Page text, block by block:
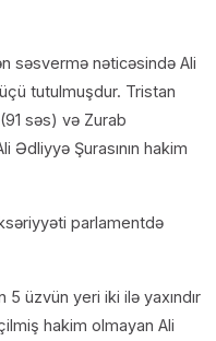
səsvermə nəticəsində Ali
tutulmuşdur. Tristan
səs) və Zurab
Şurasının hakim
parlamentdə
üzvün yeri iki ilə yaxındır
hakim olmayan Ali